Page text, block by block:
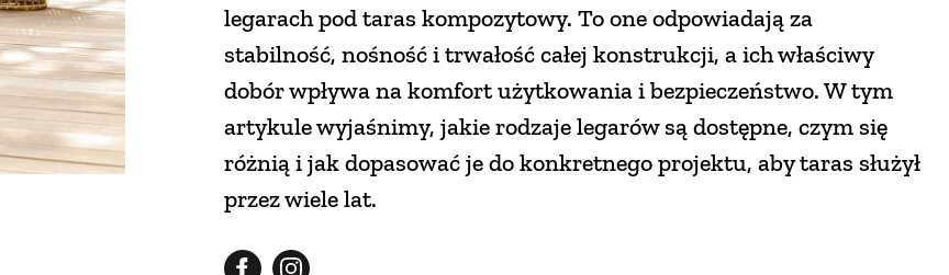
legarach pod taras kompozytowy. To one odpowiadają za
stabilność, nośność i trwałość całej konstrukcji, a ich właściwy
dobór wpływa na komfort użytkowania i bezpieczeństwo. W tym
artykule wyjaśnimy, jakie rodzaje legarów są dostępne, czym się
różnią i jak dopasować je do konkretnego projektu, aby taras służył
przez wiele lat.